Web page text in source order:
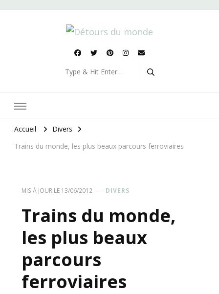
Détours du monde
Looking
for
Accueil
Divers
Trains du monde, les plus beaux parcours ferroviaires
MIS À JOUR LE 13/06/2012 DIVERS
Trains du monde,
les plus beaux
parcours
ferroviaires